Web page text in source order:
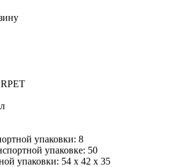
упаковки: 8
упаковке: 50
упаковки: 54 x 42 x 35